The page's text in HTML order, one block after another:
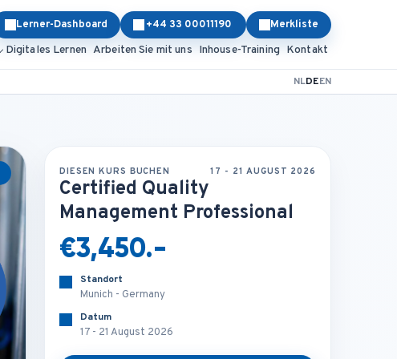
Lerner-Dashboard +44 33 00011190 Merkliste
Digitales Lernen Arbeiten Sie mit uns Inhouse-Training Kontakt
NLDEEN
DIESEN KURS BUCHEN 17 - 21 AUGUST 2026
Certified Quality
Management Professional
€3,450.-
Standort
Munich - Germany
Datum
17 - 21 August 2026